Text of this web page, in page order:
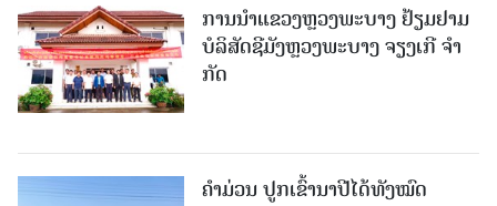
ການນຳແຂວງຫຼວງພະບາງ ຢ້ຽມ​ຢາມ
ບໍ​ລິ​ສັດຊີມັງຫຼວງພະບາງ ຈຽງເກີ ຈໍາ
ກັດ
ຄໍາມ່ວນ ປູກເຂົ້ານາປີໄດ້ທັງໝົດ